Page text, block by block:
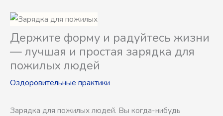
Держите форму и радуйтесь жизни
— лучшая и простая зарядка для
пожилых людей
Оздоровительные практики
Зарядка для пожилых людей. Вы когда-нибудь